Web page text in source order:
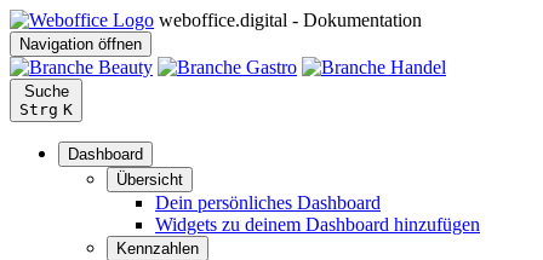
weboffice.digital - Dokumentation
Navigation öffnen
Suche
Strg K
Dashboard
Übersicht
Dein persönliches Dashboard
Widgets zu deinem Dashboard hinzufügen
Kennzahlen